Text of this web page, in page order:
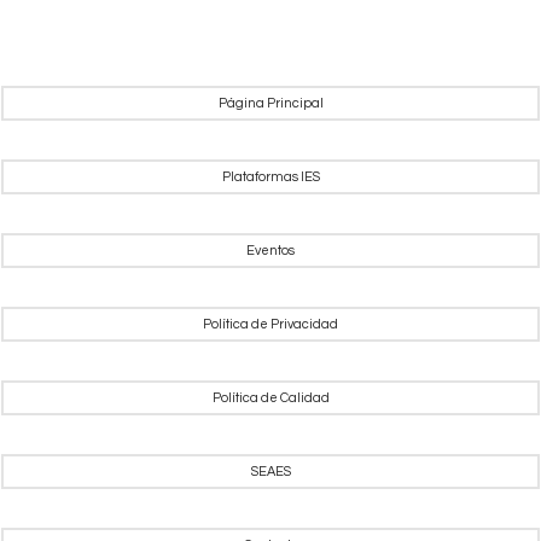
Página Principal
Plataformas IES
Eventos
Política de Privacidad
Política de Calidad
SEAES